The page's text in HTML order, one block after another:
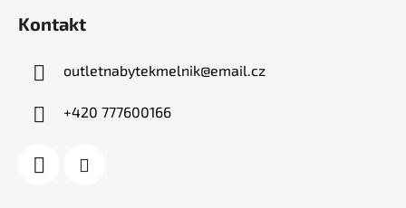
Kontakt
outletnabytekmelnik@email.cz
+420 777600166